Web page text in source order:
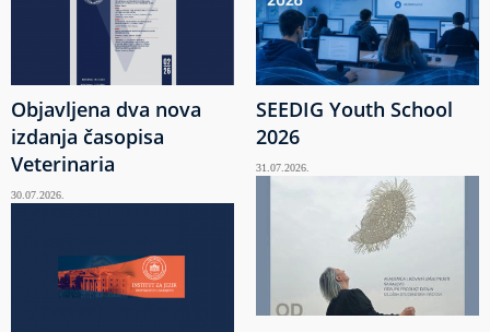
Objavljena dva nova
izdanja časopisa
Veterinaria
30.07.2026.
SEEDIG Youth School
2026
31.07.2026.